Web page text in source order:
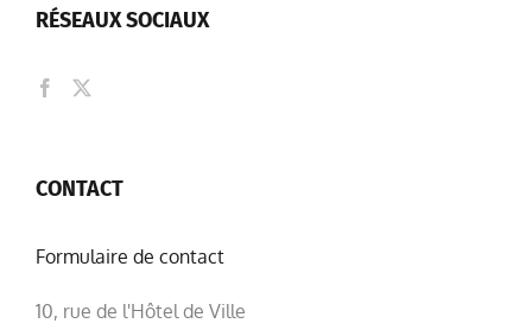
RÉSEAUX SOCIAUX
CONTACT
Formulaire de contact
10, rue de l'Hôtel de Ville